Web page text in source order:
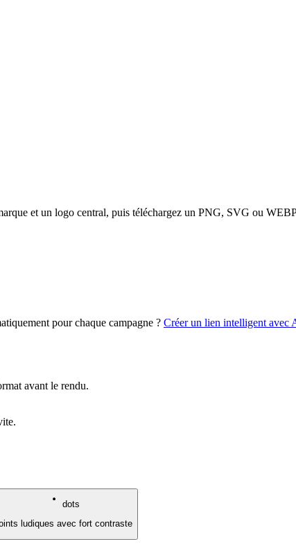
et un logo central, puis téléchargez un PNG, SVG ou
pour chaque campagne ? Créer un lien intelligent avec
avant le rendu.
dots
ludiques avec fort contraste